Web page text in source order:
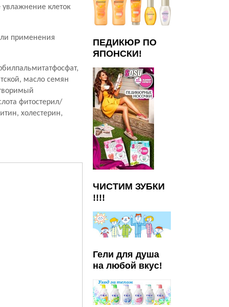
клеток
применения
масло семян
фитостерил/
холестерин,
ПЕДИКЮР ПО
ЯПОНСКИ!
ЧИСТИМ ЗУБКИ
!!!!
Гели для душа
на любой вкус!